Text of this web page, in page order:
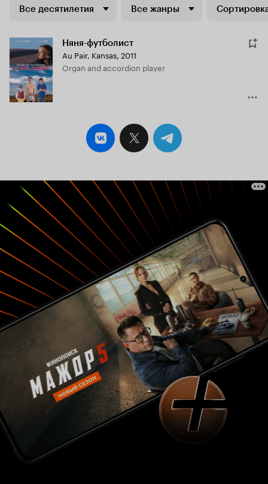
Все десятилетия Все жанры
Няня-футболист
Au Pair, Kansas, 2011
Organ and accordion player